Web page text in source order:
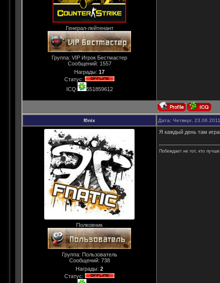
Генерал-лейтенант
Группа: VIP Игрок Бестмастер
Сообщений: 1557
Награды: 17
Статус:
ICQ:
551859612
f0nix Дата: Четверг,
Полковник
Группа: Пользователь
Сообщений: 738
Награды: 2
Статус:
Я каждый день там
Побеждает не тот, кто